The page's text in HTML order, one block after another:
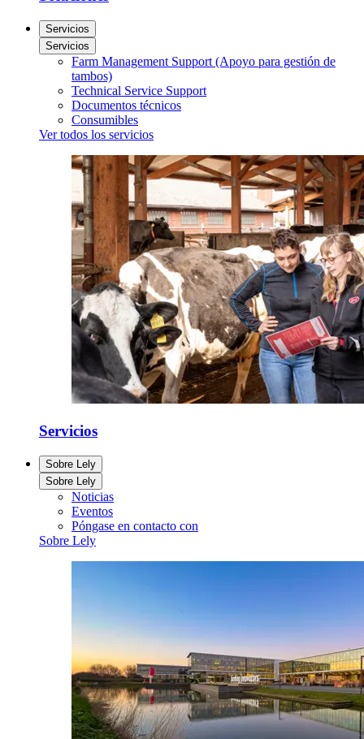
Servicios
Servicios
Farm Management Support (Apoyo para gestión de
tambos)
Technical Service Support
Documentos técnicos
Consumibles
Ver todos los servicios
Servicios
Sobre Lely
Sobre Lely
Noticias
Eventos
Póngase en contacto con
Sobre Lely